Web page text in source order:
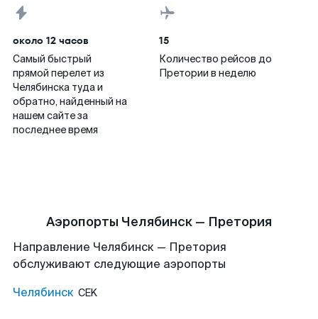
около 12 часов
Самый быстрый
прямой перелет из
Челябинска туда и
обратно, найденный на
нашем сайте за
последнее время
15
Количество рейсов до
Претории в неделю
Аэропорты Челябинск — Претория
Направление Челябинск — Претория
обслуживают следующие аэропорты
Челябинск CEK